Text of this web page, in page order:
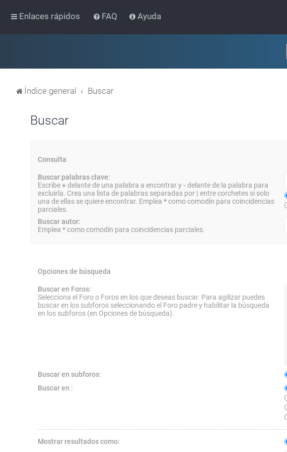
Enlaces rápidos FAQ Ayuda
Índice general Buscar
Buscar
Consulta
Buscar palabras clave:
Escribe+delante de una palabra a encontrar y- delante de la palabra para
excluirla. Crea una lista de palabras separadas por | entre corchetes si solo
una de ellas se quiere encontrar. Emplea *como comodín para coincidencias
parciales.
Buscar autor:
Emplea * como comodín para coincidencias parciales.
Opciones de búsqueda
Buscar en Foros:
Selecciona el Foro o Foros en los que deseas buscar. Para agilizar puedes
buscar en los subforos seleccionando el Foro padre y habilitar la búsqueda
en los subforos (en Opciones de búsqueda).
Buscar en subforos:
Buscar en :
Mostrar resultados como: